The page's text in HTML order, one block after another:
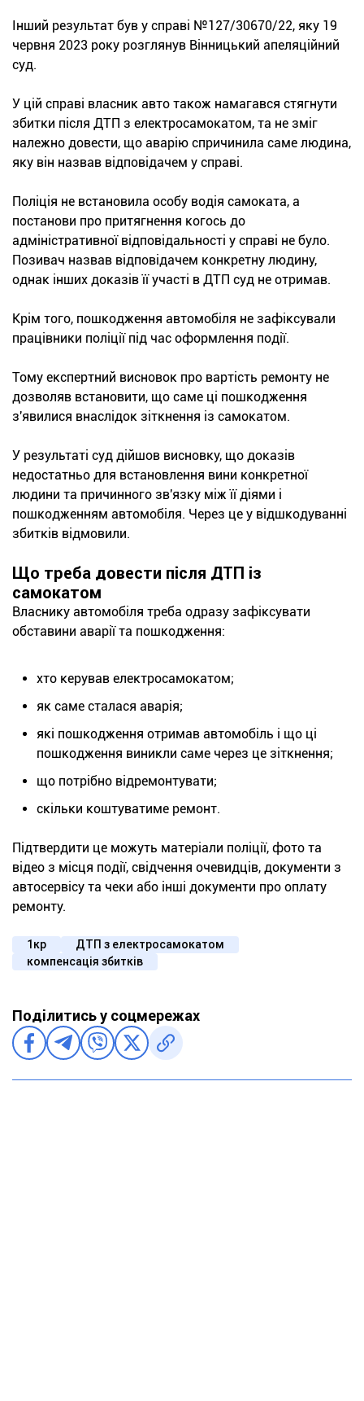
Інший результат був у справі №127/30670/22, яку 19
червня 2023 року розглянув Вінницький апеляційний
суд.
У цій справі власник авто також намагався стягнути
збитки після ДТП з електросамокатом, та не зміг
належно довести, що аварію спричинила саме людина,
яку він назвав відповідачем у справі.
Поліція не встановила особу водія самоката, а
постанови про притягнення когось до
адміністративної відповідальності у справі не було.
Позивач назвав відповідачем конкретну людину,
однак інших доказів її участі в ДТП суд не отримав.
Крім того, пошкодження автомобіля не зафіксували
працівники поліції під час оформлення події.
Тому експертний висновок про вартість ремонту не
дозволяв встановити, що саме ці пошкодження
з'явилися внаслідок зіткнення із самокатом.
У результаті суд дійшов висновку, що доказів
недостатньо для встановлення вини конкретної
людини та причинного зв'язку між її діями і
пошкодженням автомобіля. Через це у відшкодуванні
збитків відмовили.
Що треба довести після ДТП із
самокатом
Власнику автомобіля треба одразу зафіксувати
обставини аварії та пошкодження:
хто керував електросамокатом;
як саме сталася аварія;
які пошкодження отримав автомобіль і що ці
пошкодження виникли саме через це зіткнення;
що потрібно відремонтувати;
скільки коштуватиме ремонт.
Підтвердити це можуть матеріали поліції, фото та
відео з місця події, свідчення очевидців, документи з
автосервісу та чеки або інші документи про оплату
ремонту.
1кр
ДТП з електросамокатом
компенсація збитків
Поділитись у соцмережах